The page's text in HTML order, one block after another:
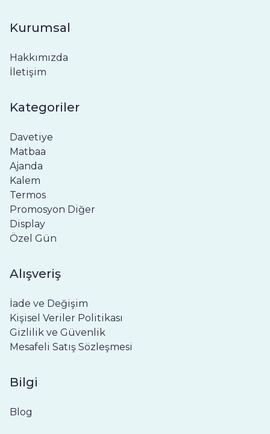
Kurumsal
Hakkımızda
İletişim
Kategoriler
Davetiye
Matbaa
Ajanda
Kalem
Termos
Promosyon Diğer
Display
Özel Gün
Alışveriş
İade ve Değişim
Kişisel Veriler Politikası
Gizlilik ve Güvenlik
Mesafeli Satış Sözleşmesi
Bilgi
Blog